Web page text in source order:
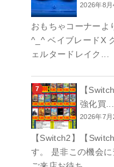
2026年8
おもちゃコーナーよ
^_^ ベイブレードX
ェルタードレイク...
【
強化買...
2026年7
【Switch2】【
す。 是非この機会に